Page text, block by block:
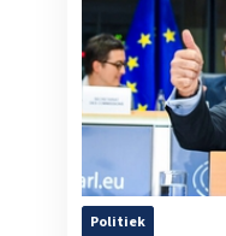
Politiek